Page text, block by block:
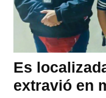
Es
extravió en